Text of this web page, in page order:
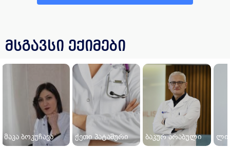
მსგავსი ექიმები
მაკა ბოკუჩავა ქეთი პატაშური ბაკურ არაბული